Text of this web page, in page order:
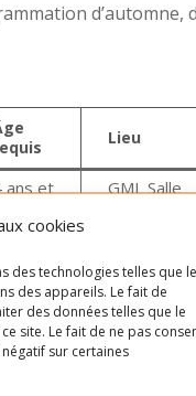
cookies
des technologies telles que
des appareils. Le fait de
des données telles que le
site. Le fait de ne pas
sur certaines
d’automne,
Lieu
ans et
GML Salle